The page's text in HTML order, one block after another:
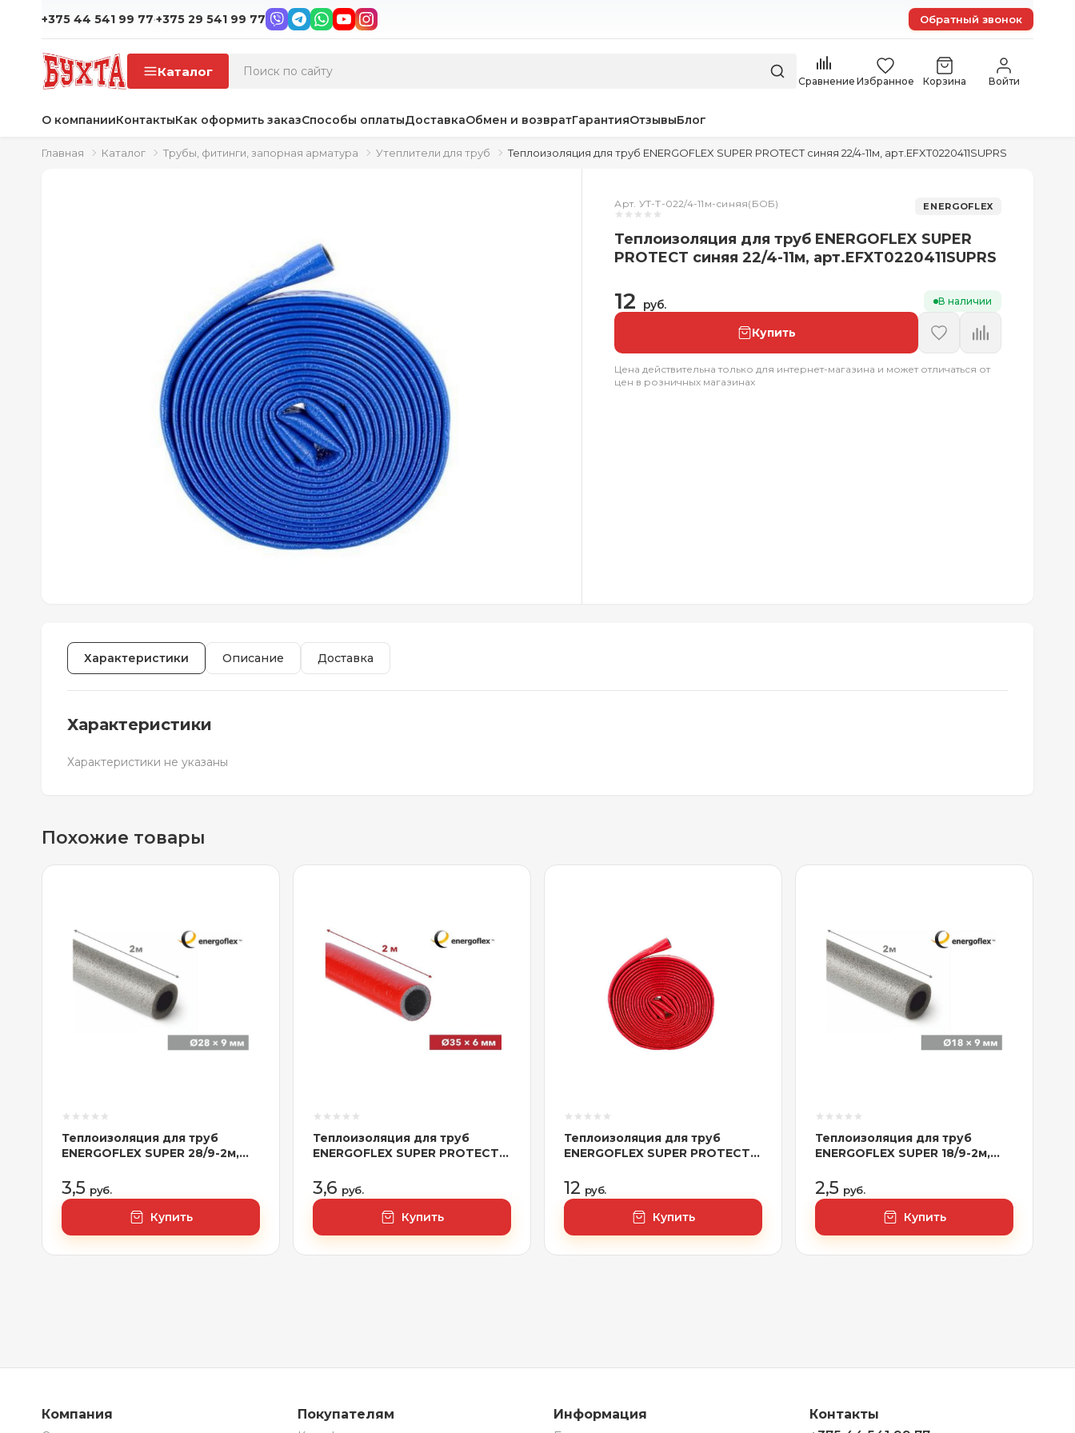
+375 44 541 99 77·+375 29 541 99 77 Обратный звонок
Каталог
Сравнение Избранное Корзина Войти
О компанииКонтактыКак оформить заказСпособы оплатыДоставкаОбмен и возвратГарантияОтзывыБлог
Главная Каталог Трубы, фитинги, запорная арматура Утеплители для труб Теплоизоляция для труб ENERGOFLEX SUPER PROTECT синяя 22/4-11м, арт.EFXT0220411SUPRS
Арт. УТ-Т-022/4-11м-синяя(БОБ) ENERGOFLEX
Теплоизоляция для труб ENERGOFLEX SUPER
PROTECT синяя 22/4-11м, арт.EFXT0220411SUPRS
12 руб. В наличии
Купить
Цена действительна только для интернет-магазина и может отличаться от
цен в розничных магазинах
Характеристики Описание Доставка
Характеристики
Характеристики не указаны
Похожие товары
Теплоизоляция для труб
ENERGOFLEX SUPER 28/9-2м,
3,5 руб.
Купить
Теплоизоляция для труб
ENERGOFLEX SUPER PROTECT
арт.EFXT035062SUPRK-160
3,6 руб.
Купить
Теплоизоляция для труб
ENERGOFLEX SUPER PROTECT
арт.EFXT0180411SUPRK
12 руб.
Купить
Теплоизоляция для труб
ENERGOFLEX SUPER 18/9-2м,
2,5 руб.
Купить
Компания Покупателям Информация
Контакты